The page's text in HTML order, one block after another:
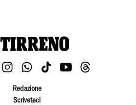
Redazione
Scriveteci